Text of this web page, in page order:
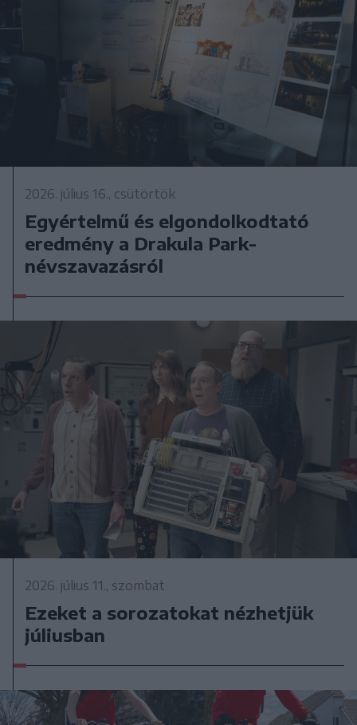
2026. július 16., csütörtök
Egyértelmű és elgondolkodtató
eredmény a Drakula Park-
névszavazásról
2026. július 11., szombat
Ezeket a sorozatokat nézhetjük
júliusban